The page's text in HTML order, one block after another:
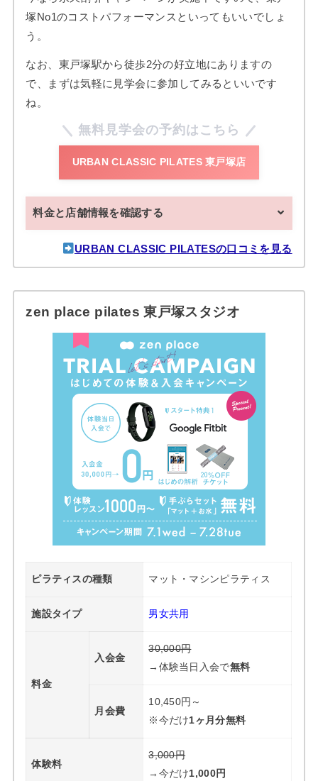
塚No1のコストパフォーマンスといってもいいでしょ
う。
なお、東戸塚駅から徒歩2分の好立地にありますの
で、まずは気軽に見学会に参加してみるといいです
ね。
無料見学会の予約はこちら
URBAN CLASSIC PILATES 東戸塚店
料金と店舗情報を確認する
URBAN CLASSIC PILATESの口コミを見る
zen place pilates 東戸塚スタジオ
ピラティスの種類 マット・マシンピラティス
施設タイプ 男女共用
料金
入会金
30,000円
→体験当日入会で無料
月会費
10,450円～
※今だけ1ヶ月分無料
体験料
3,000円
→今だけ1,000円